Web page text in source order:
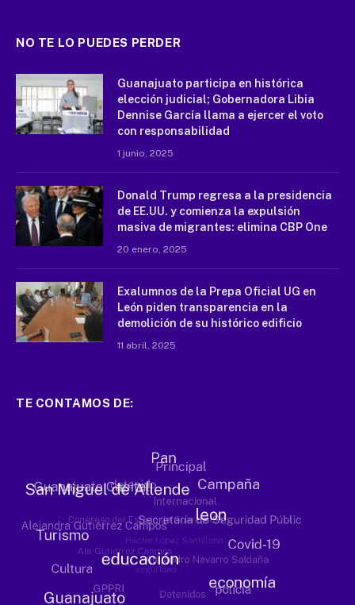
NO TE LO PUEDES PERDER
Guanajuato participa en histórica
elección judicial; Gobernadora Libia
Dennise García llama a ejercer el voto
con responsabilidad
1 junio, 2025
Donald Trump regresa a la presidencia
de EE.UU. y comienza la expulsión
masiva de migrantes: elimina CBP One
20 enero, 2025
Exalumnos de la Prepa Oficial UG en
León piden transparencia en la
demolición de su histórico edificio
11 abril, 2025
TE CONTAMOS DE: